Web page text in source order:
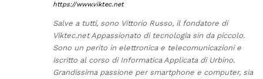
https://www.viktec.net
Salve a tutti, sono Vittorio Russo, il fondatore di
Viktec.net Appassionato di tecnologia sin da piccolo.
Sono un perito in elettronica e telecomunicazioni e
iscritto al corso di Informatica Applicata di Urbino.
Grandissima passione per smartphone e computer, sia